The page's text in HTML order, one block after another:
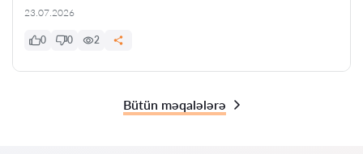
23.07.2026
0 0 2
Bütün məqalələrə